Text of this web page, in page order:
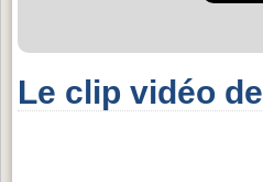
Le clip vidéo de